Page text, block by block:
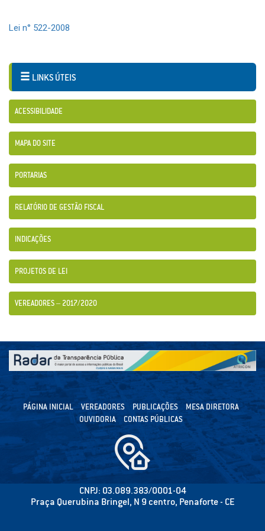
Lei n° 522-2008
LINKS ÚTEIS
ACESSIBILIDADE
MAPA DO SITE
PORTARIAS
RELATÓRIO DE GESTÃO FISCAL
INDICAÇÕES
PROJETOS DE LEI
VEREADORES – 2017/2020
PÁGINA INICIAL VEREADORES PUBLICAÇÕES
MESA DIRETORA
OUVIDORIA
CONTAS PÚBLICAS
CNPJ: 03.089.383/0001-04
Praça Querubina Bringel, N 9 centro, Penaforte - CE